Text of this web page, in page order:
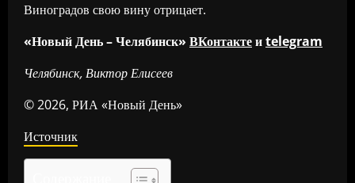
Виноградов свою вину отрицает.
«Новый День – Челябинск» ВКонтактеиtelegram
Челябинск, Виктор Елисеев
© 2026, РИА «Новый День»
Источник